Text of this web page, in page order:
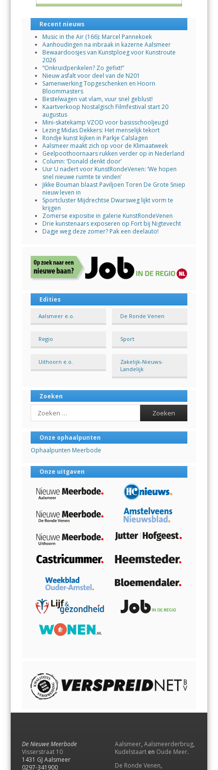
Recent nieuws
Music in the Air (166): Marcel Pannekoek
Aanhoudingen na inbraak in kazerne Aalsmeer
Bewaardoosjes van Kunstploeg voor Kunstroute
2026
“Onkruidperikelen? Zo gefixt!”
Nieuw asfalt voor deel van de N201
Samenwerking Topgeschenken en Hoorn
Bloommasters
Bestelwagen vat vlam, vuur snel geblust!
Kaartverkoop Nostalgisch Filmfestival start 20
augustus
Mini-skatekamp VZOD voor basisschooljeugd
Lezing Midas Dekkers: Het menselijk tekort
Rondje kunst kijken in Parkje Calslagen
Aalsmeer maakt zich op voor de Klimaatweek
Geelpoothoornaars rukken verder op in Nederland
Column: ‘Donald denkt door’
Uur U nadert voor KunstRondeVenen: ‘We hopen
snel nieuwe ruimte te vinden’
Jikke Bouman blaast Paviljoen Toren De Grote Sniep
nieuw leven in
Sportcluster Mijdrechtse Dwarsweg lijkt vorm te
krijgen
Zomerse expositie in galerie KunstRondeVenen
Drie kunstenaars exposeren op Fort bij Nigtevecht
Dagje weg deze zomer? Pak een deelauto!
Edities
Aalsmeer e.o. De Ronde Venen
Regio Sport
Uithoorn e.o.
Zakelijk-Nieuws-
Landelijk
Zoeken
Search
Onze ophaalpunten
Ophaalpunten Meerbode
Onze uitgaven
De Nieuwe Meerbode
Visserstraat 10
1431 GJ Aalsmeer
0297-341900
Aalsmeer, Aalsmeerderbrug,
Kudelstaart en Oude Meer.
De Ronde Venen,